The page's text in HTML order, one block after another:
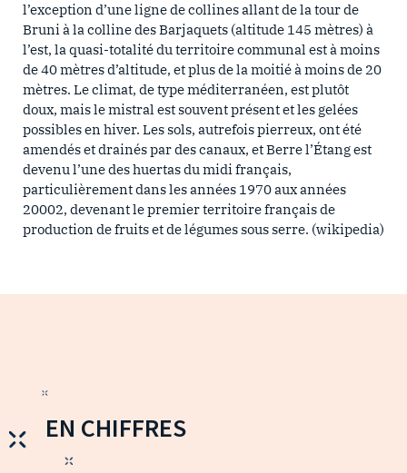
l’exception d’une ligne de collines allant de la tour de
Bruni à la colline des Barjaquets (altitude 145 mètres) à
l’est, la quasi-totalité du territoire communal est à moins
de 40 mètres d’altitude, et plus de la moitié à moins de 20
mètres. Le climat, de type méditerranéen, est plutôt
doux, mais le mistral est souvent présent et les gelées
possibles en hiver. Les sols, autrefois pierreux, ont été
amendés et drainés par des canaux, et Berre l’Étang est
devenu l’une des huertas du midi français,
particulièrement dans les années 1970 aux années
20002, devenant le premier territoire français de
production de fruits et de légumes sous serre. (wikipedia)
EN CHIFFRES